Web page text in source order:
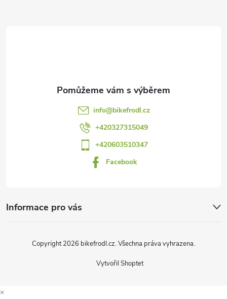
info@bikefrodl.cz
+420327315049
+420603510347
Facebook
Informace pro vás
Vytvořil Shoptet
Copyright 2026 bikefrodl.cz. Všechna práva vyhrazena.
×